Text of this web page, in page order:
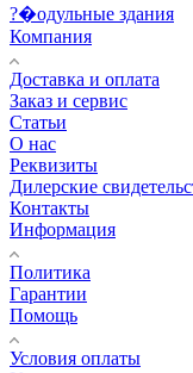
?�одульные здания
Компания
Доставка и оплата
Заказ и сервис
Статьи
О нас
Реквизиты
Дилерские
Контакты
Информация
Политика
Гарантии
Помощь
Условия оплаты